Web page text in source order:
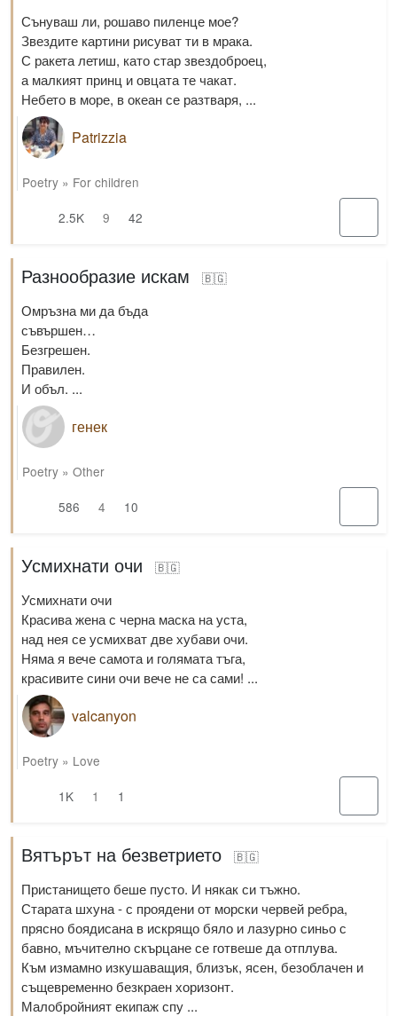
Сънуваш ли, рошаво пиленце мое?
Звездите картини рисуват ти в мрака.
С ракета летиш, като стар звездоброец,
а малкият принц и овцата те чакат.
Небето в море, в океан се разтваря, ...
Patrizzia
Poetry » For children
2.5K
9 42
Разнообразие искам 🇧🇬
Омръзна ми да бъда
съвършен…
Безгрешен.
Правилен.
И объл. ...
генек
Poetry » Other
586
4 10
Усмихнати очи 🇧🇬
Усмихнати очи
Красива жена с черна маска на уста,
над нея се усмихват две хубави очи.
Няма я вече самота и голямата тъга,
красивите сини очи вече не са сами! ...
valcanyon
Poetry » Love
1K
1 1
Вятърът на безветрието 🇧🇬
Пристанището беше пусто. И някак си тъжно.
Старата шхуна - с проядени от морски червей ребра,
прясно боядисана в искрящо бяло и лазурно синьо с
бавно, мъчително скърцане се готвеше да отплува.
Към измамно изкушаващия, близък, ясен, безоблачен и
същевременно безкраен хоризонт.
Малобройният екипаж спу ...